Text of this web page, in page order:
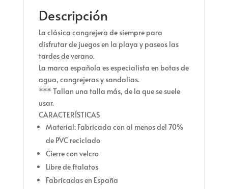
Descripción
La clásica cangrejera de siempre para
disfrutar de juegos en la playa y paseos las
tardes de verano.
La marca española es especialista en botas de
agua, cangrejeras y sandalias.
*** Tallan una talla más, de la que se suele
usar.
CARACTERÍSTICAS
Material: Fabricada con al menos del 70%
de PVC reciclado
Cierre con velcro
Libre de ftalatos
Fabricadas en España